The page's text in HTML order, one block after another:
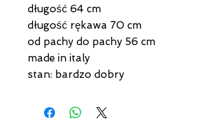
długość 64 cm
długość rękawa 70 cm
od pachy do pachy 56 cm
made in italy
stan: bardzo dobry